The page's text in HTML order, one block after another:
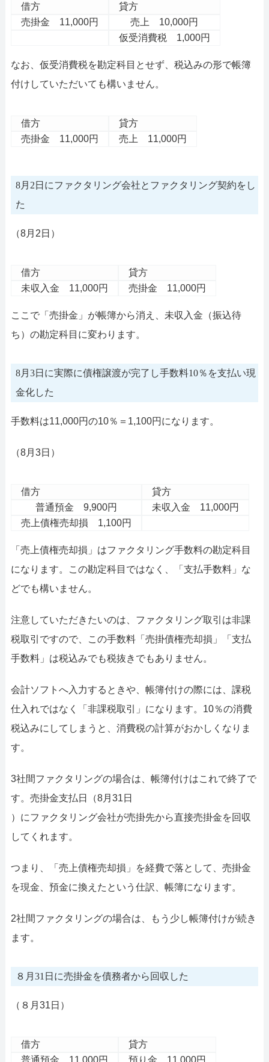
借方
貸方
売掛金 11,000円
売上 10,000円
仮受消費税 1,000円
なお、仮受消費税を勘定科目とせず、税込みの形で帳簿
付けしていただいても構いません。
借方
貸方
売掛金 11,000円
売上 11,000円
8月2日にファクタリング会社とファクタリング契約をし
た
（8月2日）
借方
貸方
未収入金 11,000円
売掛金 11,000円
ここで「売掛金」が帳簿から消え、未収入金（振込待
ち）の勘定科目に変わります。
8月3日に実際に債権譲渡が完了し手数料10％を支払い現
金化した
手数料は11,000円の10％＝1,100円になります。
（8月3日）
借方
貸方
普通預金 9,900円
未収入金 11,000円
売上債権売却損 1,100円
「売上債権売却損」はファクタリング手数料の勘定科目
になります。この勘定科目ではなく、「支払手数料」な
どでも構いません。
注意していただきたいのは、ファクタリング取引は非課
税取引ですので、この手数料「売掛債権売却損」「支払
手数料」は税込みでも税抜きでもありません。
会計ソフトへ入力するときや、帳簿付けの際には、課税
仕入れではなく「非課税取引」になります。10％の消費
税込みにしてしまうと、消費税の計算がおかしくなりま
す。
3社間ファクタリングの場合は、帳簿付けはこれで終了で
す。売掛金支払日（8月31日
）にファクタリング会社が売掛先から直接売掛金を回収
してくれます。
つまり、「売上債権売却損」を経費で落として、売掛金
を現金、預金に換えたという仕訳、帳簿になります。
2社間ファクタリングの場合は、もう少し帳簿付けが続き
ます。
８月31日に売掛金を債務者から回収した
（８月31日）
借方
貸方
普通預金 11,000円
預り金 11,000円